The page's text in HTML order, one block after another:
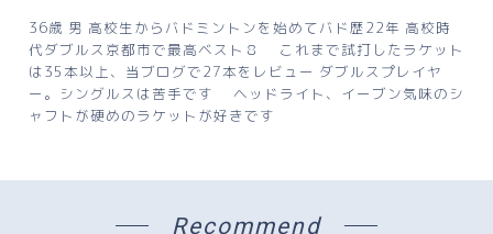
36歳 男 高校生からバドミントンを始めてバド歴22年 高校時
代ダブルス京都市で最高ベスト８ これまで試打したラケット
は35本以上、当ブログで27本をレビュー ダブルスプレイヤ
ー。シングルスは苦手です ヘッドライト、イーブン気味のシ
ャフトが硬めのラケットが好きです
Recommend